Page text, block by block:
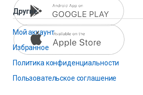
Другие
Мой аккаунт
Избранное
Политика конфиденциальности
Пользовательское соглашение